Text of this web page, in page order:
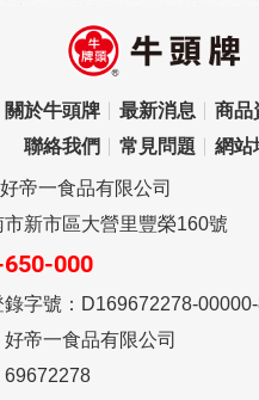
關於牛頭牌 最新消息 商品
聯絡我們
常見問題 網站
帝一食品有限公司
新市區大營里豐榮160號
000
字號：D169672278-
帝一食品有限公司
69672278